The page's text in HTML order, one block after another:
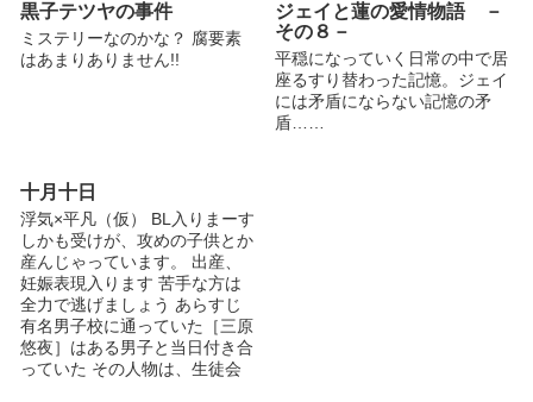
黒子テツヤの事件
ミステリーなのかな？ 腐要素
はあまりありません!!
ジェイと蓮の愛情物語 －
その８－
平穏になっていく日常の中で居
座るすり替わった記憶。ジェイ
には矛盾にならない記憶の矛
盾……
十月十日
浮気×平凡（仮） BL入りまーす
しかも受けが、攻めの子供とか
産んじゃっています。 出産、
妊娠表現入ります 苦手な方は
全力で逃げましょう あらすじ
有名男子校に通っていた［三原
悠夜］はある男子と当日付き合
っていた その人物は、生徒会